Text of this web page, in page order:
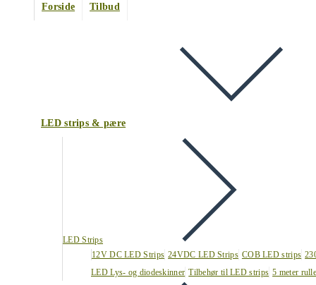
Forside
Tilbud
LED strips & pære
LED Strips
12V DC LED Strips 24VDC LED Strips COB LED strips
LED Lys- og diodeskinner Tilbehør til LED strips 5 meter